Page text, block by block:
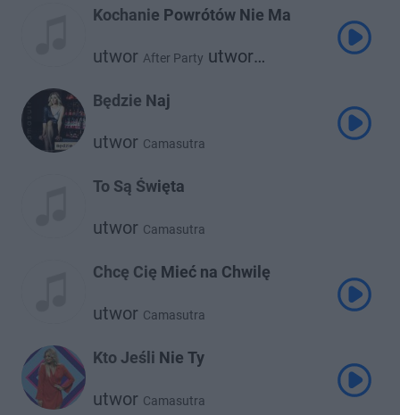
Kochanie Powrótów Nie Ma
utwor After Party utwor
Będzie Naj
utwor Camasutra
To Są Święta
utwor Camasutra
Chcę Cię Mieć na Chwilę
utwor Camasutra
Kto Jeśli Nie Ty
utwor Camasutra